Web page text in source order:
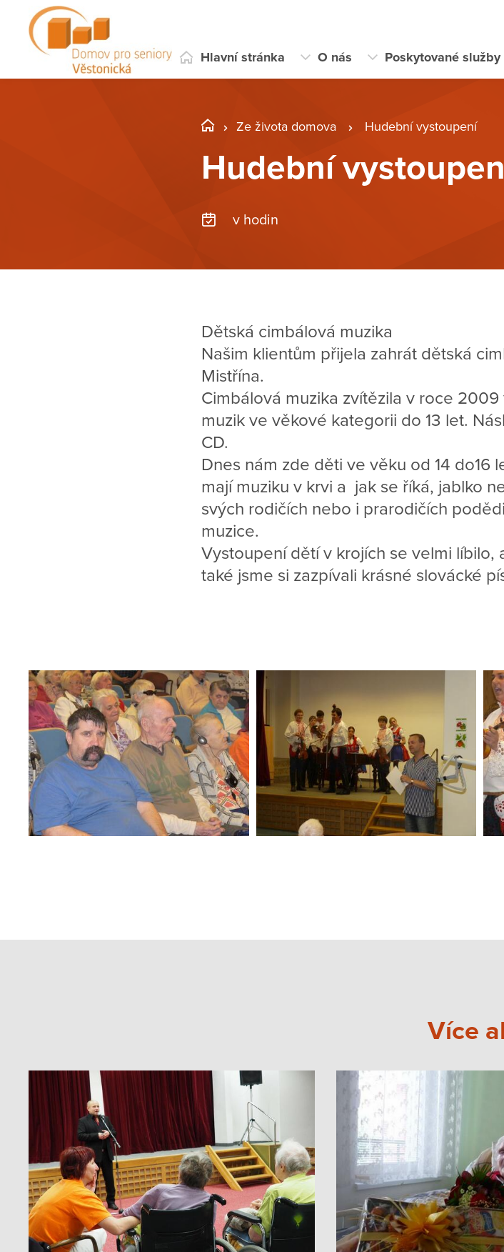
Hlavní stránka O nás Poskytované služby
Ze života domova Hudební vystoupení
Hudební
v hodin
Dětská cimbálová muzika
Našim klientům přijela zahrát dětská
Mistřína.
Cimbálová muzika zvítězila v roce
muzik ve věkové kategorii do 13 let.
CD.
Dnes nám zde děti ve věku od 14 do16
mají muziku v krvi a jak se říká, jablko
svých rodičích nebo i prarodičích
muzice.
Vystoupení dětí v krojích se velmi líbilo,
také jsme si zazpívali krásné slovácké
Více